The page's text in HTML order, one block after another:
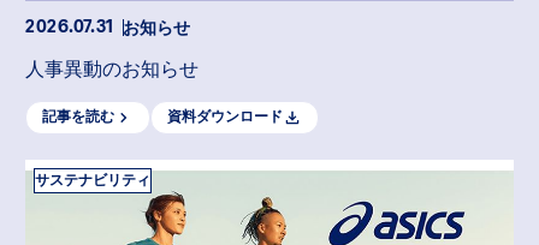
2026.07.31 お知らせ
人事異動のお知らせ
記事を読む 資料ダウンロード
サステナビリティ